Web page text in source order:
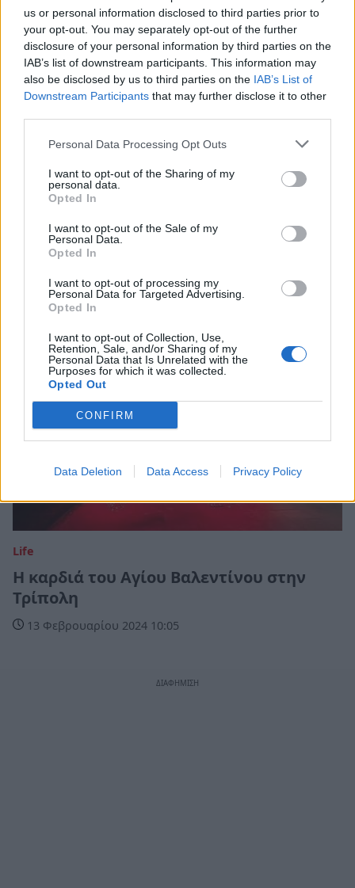
us or personal information disclosed to third parties prior to
your opt-out. You may separately opt-out of the further
disclosure of your personal information by third parties on the
IAB’s list of downstream participants. This information may
also be disclosed by us to third parties on the IAB’s List of
Downstream Participants that may further disclose it to other
Personal Data Processing Opt Outs
I want to opt-out of the Sharing of my
personal data.
Opted In
I want to opt-out of the Sale of my
Personal Data.
Opted In
I want to opt-out of processing my
Personal Data for Targeted Advertising.
Opted In
I want to opt-out of Collection, Use,
Retention, Sale, and/or Sharing of my
Personal Data that Is Unrelated with the
Purposes for which it was collected.
Opted Out
CONFIRM
Data Deletion Data Access Privacy Policy
Σχέσεις: Πώς μπορούμε να τη
διατηρήσουμε ζωντανή; (video)
13 Φεβρουαρίου 2024 16:28
Life
Η καρδιά του Αγίου Βαλεντίνου στην
Τρίπολη
13 Φεβρουαρίου 2024 10:05